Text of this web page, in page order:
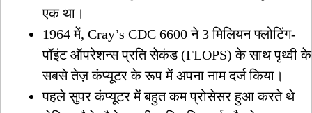
एक था।
1964 में, Cray’s CDC 6600 ने 3 मिलियन फ्लोटिंग-
पॉइंट ऑपरेशन्स प्रति सेकंड (FLOPS) के साथ पृथ्वी के
सबसे तेज़ कंप्यूटर के रूप में अपना नाम दर्ज किया।
पहले सुपर कंप्यूटर में बहुत कम प्रोसेसर हुआ करते थे